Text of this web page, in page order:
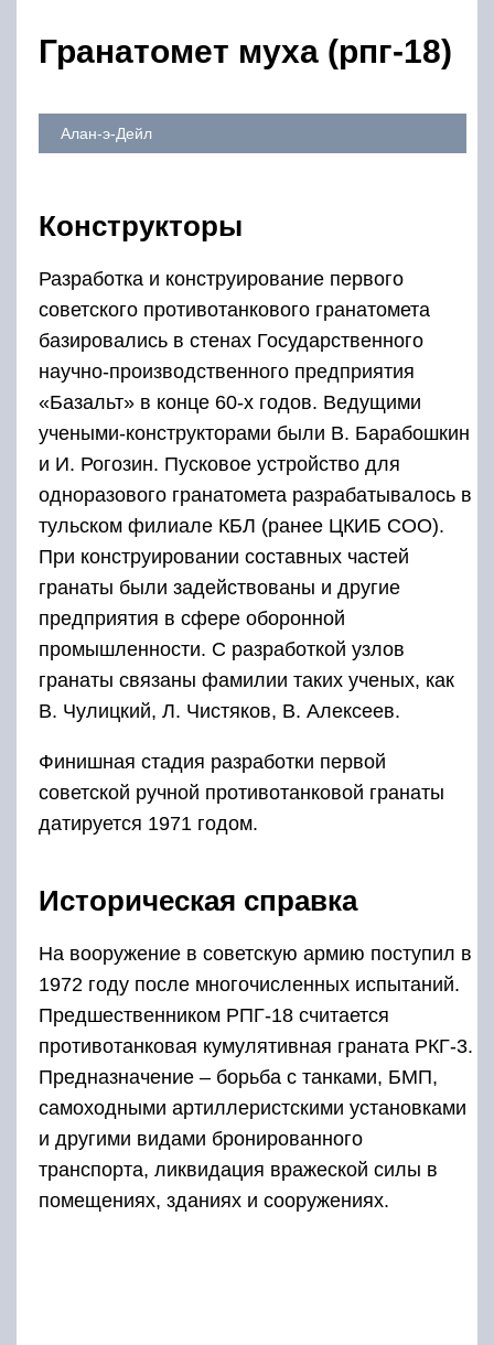
Гранатомет муха (рпг-18)
Алан-э-Дейл
Конструкторы
Разработка и конструирование первого
советского противотанкового гранатомета
базировались в стенах Государственного
научно-производственного предприятия
«Базальт» в конце 60-х годов. Ведущими
учеными-конструкторами были В. Барабошкин
и И. Рогозин. Пусковое устройство для
одноразового гранатомета разрабатывалось в
тульском филиале КБЛ (ранее ЦКИБ СОО).
При конструировании составных частей
гранаты были задействованы и другие
предприятия в сфере оборонной
промышленности. С разработкой узлов
гранаты связаны фамилии таких ученых, как
В. Чулицкий, Л. Чистяков, В. Алексеев.
Финишная стадия разработки первой
советской ручной противотанковой гранаты
датируется 1971 годом.
Историческая справка
На вооружение в советскую армию поступил в
1972 году после многочисленных испытаний.
Предшественником РПГ-18 считается
противотанковая кумулятивная граната РКГ-3.
Предназначение – борьба с танками, БМП,
самоходными артиллеристскими установками
и другими видами бронированного
транспорта, ликвидация вражеской силы в
помещениях, зданиях и сооружениях.